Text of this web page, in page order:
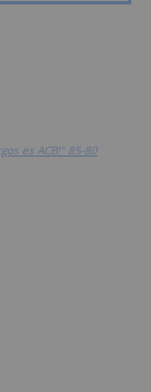
es ACB!" 85-80